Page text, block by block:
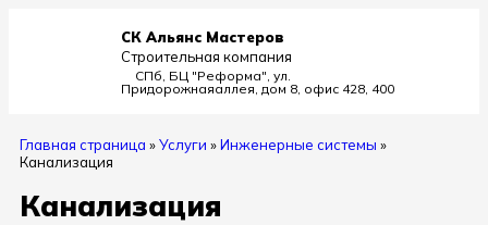
СК Альянс Мастеров
Строительная компания
СПб, БЦ "Реформа", ул.
Придорожнаяаллея, дом 8, офис 428, 400
Главная страница »Услуги »Инженерные системы »
Канализация
Канализация